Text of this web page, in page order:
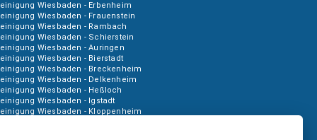
Wiesbaden - Erbenheim
Wiesbaden - Frauenstein
Wiesbaden - Rambach
Wiesbaden - Schierstein
Wiesbaden - Auringen
Wiesbaden - Bierstadt
Wiesbaden - Breckenheim
Wiesbaden - Delkenheim
Wiesbaden - Heßloch
Wiesbaden - Igstadt
Wiesbaden - Kloppenheim